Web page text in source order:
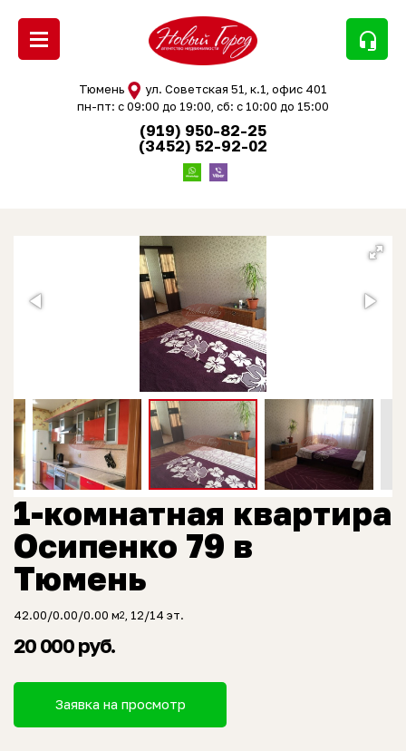
headset_mic
Тюмень
ул. Советская 51, к.1, офис 401
пн-пт: с 09:00 до 19:00, сб: с 10:00 до 15:00
(919) 950-82-25
(3452) 52-92-02
1-комнатная квартира
Осипенко 79 в
Тюмень
42.00/0.00/0.00 м2 , 12/14 эт.
20 000 руб.
Заявка на просмотр